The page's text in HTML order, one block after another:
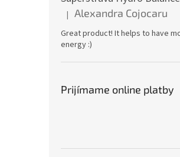
Hodnotenie produktu je 5 z 5
| Alexandra Cojocaru
Great product! It helps to have
energy :)
Prijímame online platby